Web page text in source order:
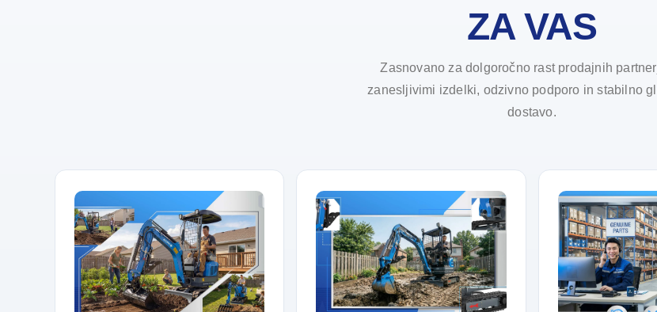
ZA VAS
Zasnovano za dolgoročno rast prodajnih
zanesljivimi izdelki, odzivno podporo in stabilno
dostavo.